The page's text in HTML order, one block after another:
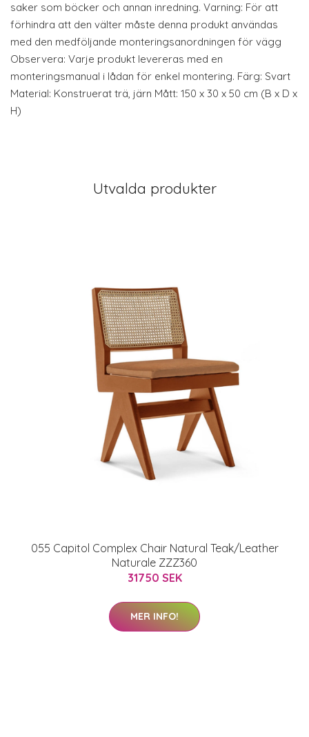
saker som böcker och annan inredning. Varning: För att
förhindra att den välter måste denna produkt användas
med den medföljande monteringsanordningen för vägg
Observera: Varje produkt levereras med en
monteringsmanual i lådan för enkel montering. Färg: Svart
Material: Konstruerat trä, järn Mått: 150 x 30 x 50 cm (B x D x
H)
Utvalda produkter
055 Capitol Complex Chair Natural Teak/Leather
Naturale ZZZ360
31750 SEK
MER INFO!